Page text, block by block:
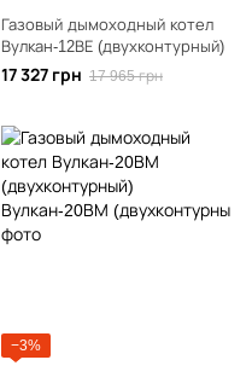
Газовый дымоходный котел
Вулкан-12ВЕ (двухконтурный)
17 327 грн 17 965 грн
−3%